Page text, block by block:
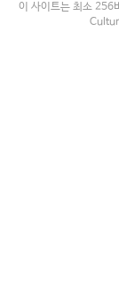
이 사이트는 최소 256